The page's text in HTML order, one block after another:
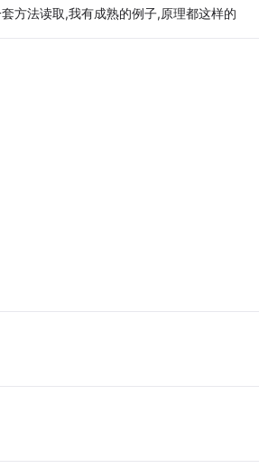
方法读取,我有成熟的例子,原理都这样的